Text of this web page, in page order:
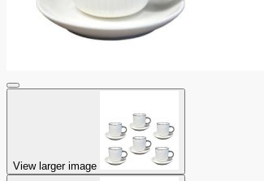
View larger image